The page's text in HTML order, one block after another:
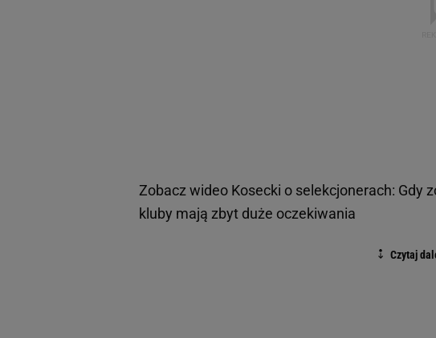
Zobacz wideo Kosecki o selekcjonerach: Gdy
kluby mają zbyt duże oczekiwania